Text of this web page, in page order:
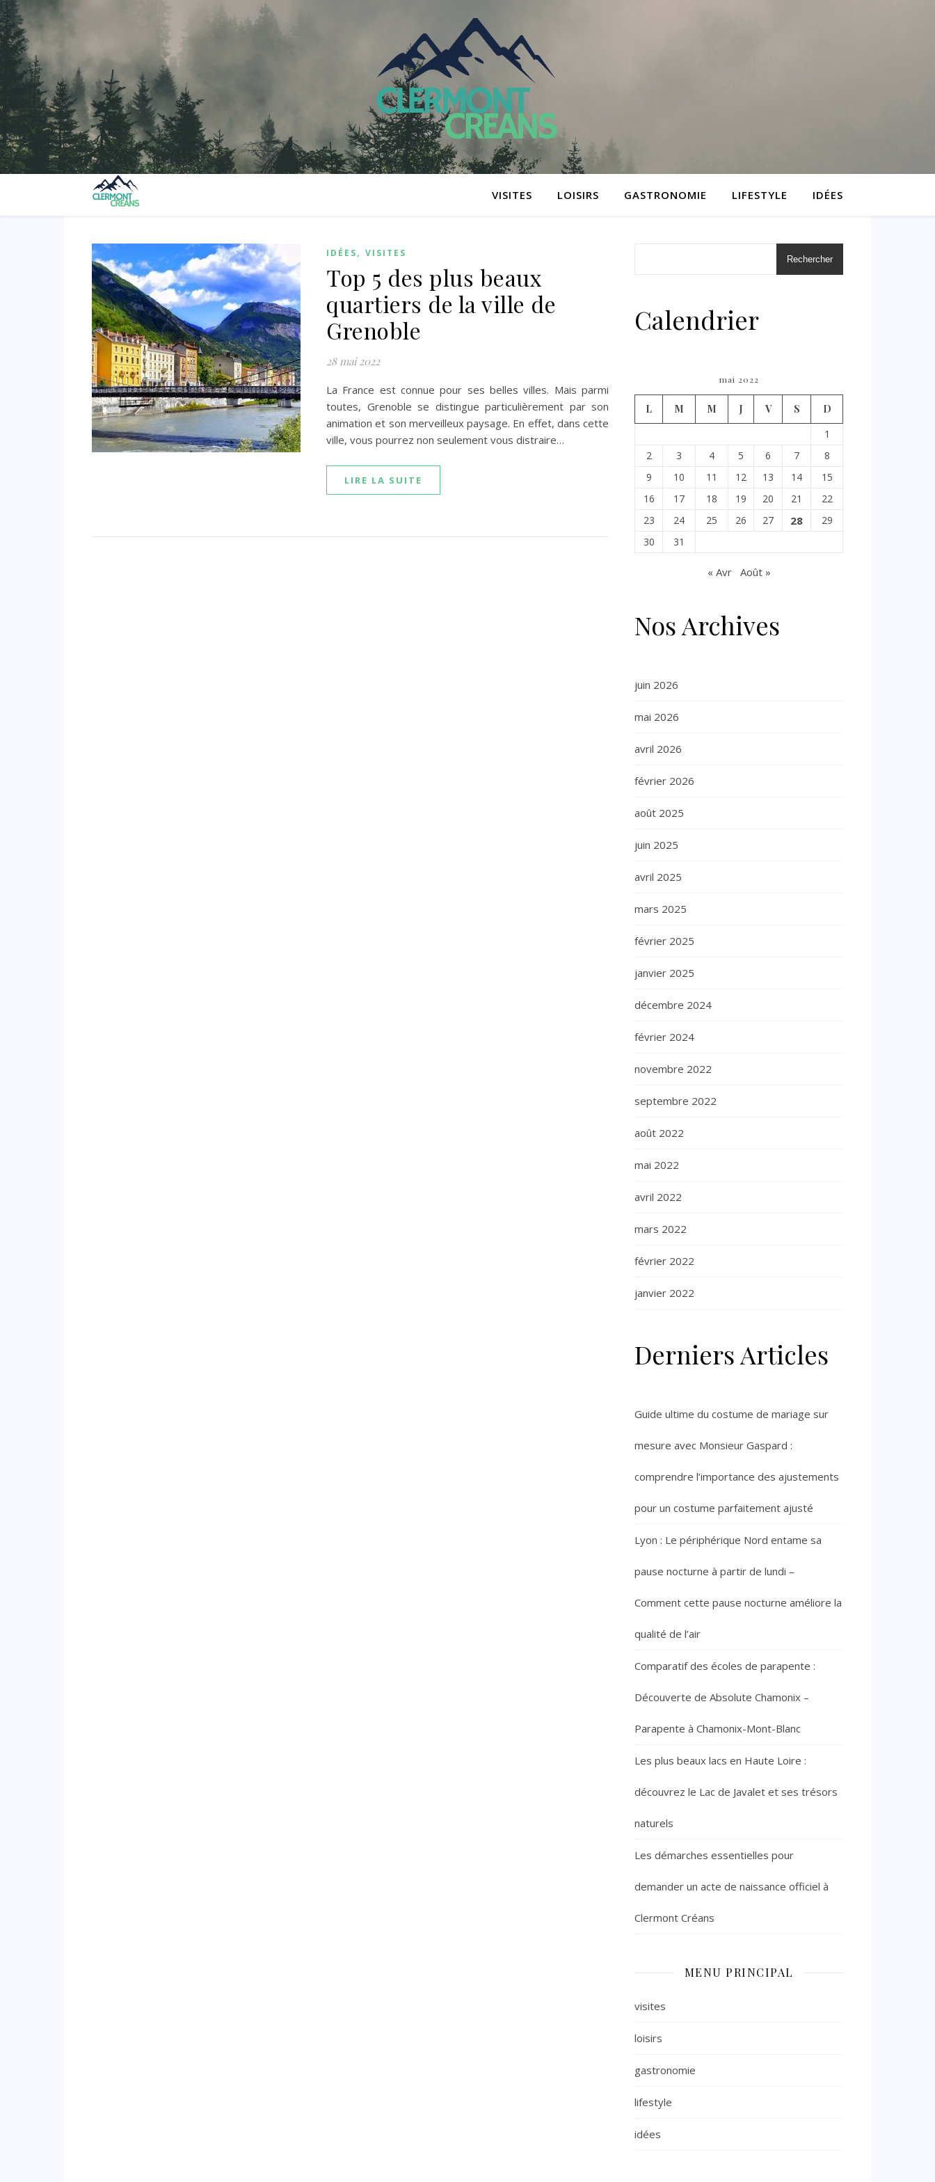
VISITES LOISIRS GASTRONOMIE LIFESTYLE IDÉES
IDÉES, VISITES
Top 5 des plus beaux
quartiers de la ville de
Grenoble
28 mai 2022
La France est connue pour ses belles villes. Mais parmi
toutes, Grenoble se distingue particulièrement par son
animation et son merveilleux paysage. En effet, dans cette
ville, vous pourrez non seulement vous distraire…
LIRE LA SUITE
Rechercher
Calendrier
mai 2022
L M M J V S
D
1
2
3 4 5 6 7
8
9
10 11 12 13 14
15
16
17 18 19 20 21
22
23
24 25 26 27 28
29
30
31
« Avr Août »
Nos Archives
juin 2026
mai 2026
avril 2026
février 2026
août 2025
juin 2025
avril 2025
mars 2025
février 2025
janvier 2025
décembre 2024
février 2024
novembre 2022
septembre 2022
août 2022
mai 2022
avril 2022
mars 2022
février 2022
janvier 2022
Derniers Articles
Guide ultime du costume de mariage sur
mesure avec Monsieur Gaspard :
comprendre l’importance des ajustements
pour un costume parfaitement ajusté
Lyon : Le périphérique Nord entame sa
pause nocturne à partir de lundi –
Comment cette pause nocturne améliore la
qualité de l’air
Comparatif des écoles de parapente :
Découverte de Absolute Chamonix –
Parapente à Chamonix-Mont-Blanc
Les plus beaux lacs en Haute Loire :
découvrez le Lac de Javalet et ses trésors
naturels
Les démarches essentielles pour
demander un acte de naissance officiel à
Clermont Créans
MENU PRINCIPAL
visites
loisirs
gastronomie
lifestyle
idées